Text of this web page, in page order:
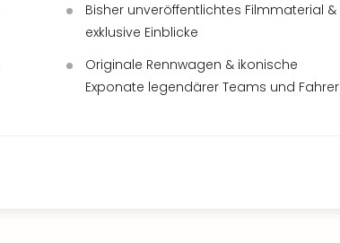
Bisher unveröffentlichtes Filmmaterial &
exklusive Einblicke
Originale Rennwagen & ikonische
Exponate legendärer Teams und Fahrer